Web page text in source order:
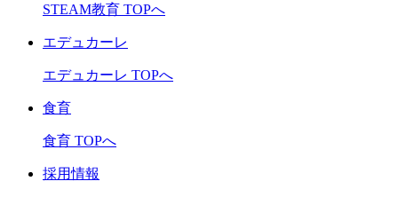
STEAM教育 TOPへ
エデュカーレ
エデュカーレ TOPへ
食育
食育 TOPへ
採用情報